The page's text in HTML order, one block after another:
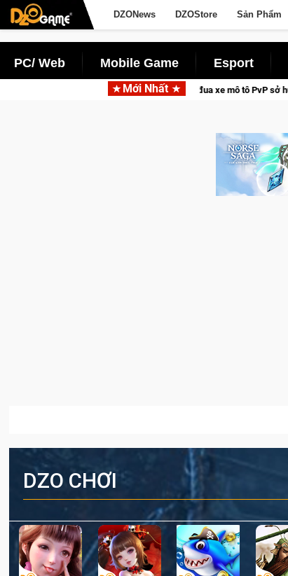
DZONews DZOStore Sản Phẩm
PC/ Web Mobile Game Esport
Mới Nhất
Freedom – Game đua xe mô tô PvP sở hữu vật lý siêu thực
DZO CHƠI